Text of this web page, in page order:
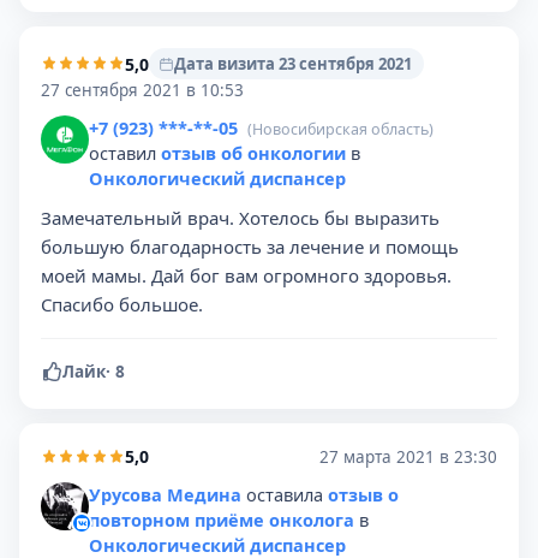
5,0
Дата визита 23 сентября 2021
27 сентября 2021 в 10:53
+7 (923) ***-**-05 (Новосибирская область)
оставил отзыв об онкологии в
Онкологический диспансер
Замечательный врач. Хотелось бы выразить
большую благодарность за лечение и помощь
моей мамы. Дай бог вам огромного здоровья.
Спасибо большое.
Лайк· 8
5,0 27 марта 2021 в 23:30
Урусова Медина оставила отзыв о
повторном приёме онколога в
Онкологический диспансер